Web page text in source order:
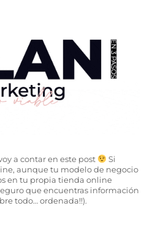
a contar en este post
Si
aunque tu modelo de negocio
en tu propia tienda online
que encuentras información
todo… ordenada!!).